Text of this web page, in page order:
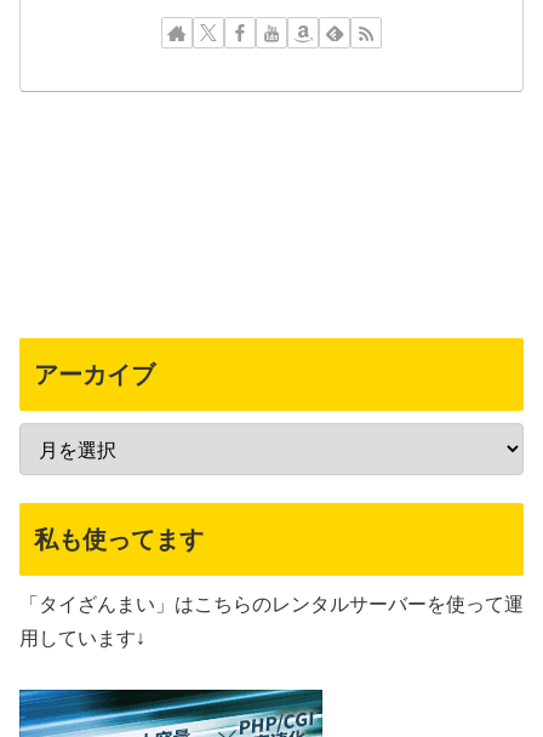
アーカイブ
私も使ってます
「タイざんまい」はこちらのレンタルサーバーを使って運
用しています↓